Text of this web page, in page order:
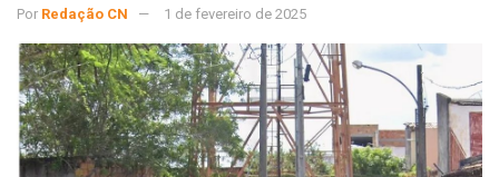
Por Redação CN 1 de fevereiro de 2025